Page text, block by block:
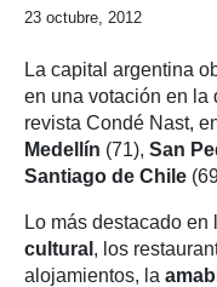
23 octubre, 2012
La capital argentina
en una votación en la
revista Condé Nast,
Medellín (71), San
Santiago de Chile
Lo más destacado
cultural , los
alojamientos, la